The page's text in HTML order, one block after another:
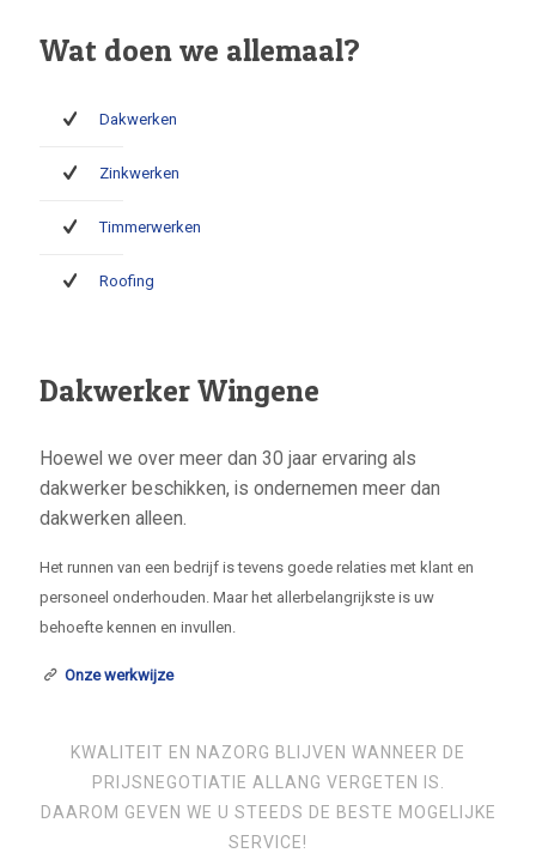
Wat doen we allemaal?
Dakwerken
Zinkwerken
Timmerwerken
Roofing
Dakwerker Wingene
Hoewel we over meer dan 30 jaar ervaring als
dakwerker beschikken, is ondernemen meer dan
dakwerken alleen.
Het runnen van een bedrijf is tevens goede relaties met klant en
personeel onderhouden. Maar het allerbelangrijkste is uw
behoefte kennen en invullen.
Onze werkwijze
KWALITEIT EN NAZORG BLIJVEN WANNEER DE
PRIJSNEGOTIATIE ALLANG VERGETEN IS.
DAAROM GEVEN WE U STEEDS DE BESTE MOGELIJKE
SERVICE!